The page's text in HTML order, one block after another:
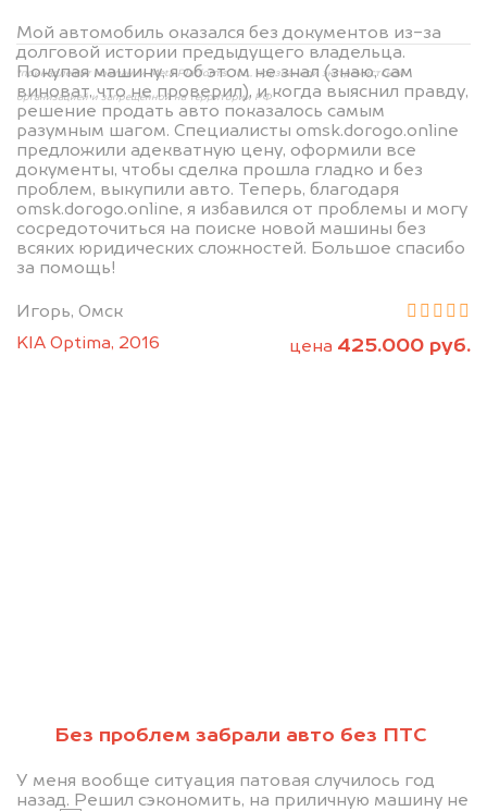
Мой автомобиль оказался без документов из-за
долговой истории предыдущего владельца.
Покупая машину, я об этом не знал (знаю, сам
виноват, что не проверил), и когда выяснил правду,
решение продать авто показалось самым
разумным шагом. Специалисты omsk.dorogo.online
предложили адекватную цену, оформили все
документы, чтобы сделка прошла гладко и без
проблем, выкупили авто. Теперь, благодаря
omsk.dorogo.online, я избавился от проблемы и могу
сосредоточиться на поиске новой машины без
всяких юридических сложностей. Большое спасибо
за помощь!
Игорь, Омск
KIA Optima, 2016
цена 425.000 руб.
Без проблем забрали авто без ПТС
У меня вообще ситуация патовая случилось год
назад. Решил сэкономить, на приличную машину не
*принадлежит компании Meta Platforms, Inc., признанной экстремистской
организацией и запрещённой на территории РФ
Мы консультируем
абсолютно